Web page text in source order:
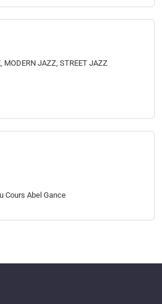
MODERN JAZZ, STREET JAZZ
Cours Abel Gance